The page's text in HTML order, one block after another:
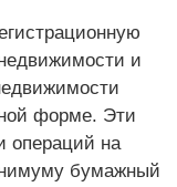
и
форме. Эти
операций на
бумажный